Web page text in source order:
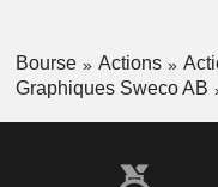
Bourse Actions
Graphiques Sweco AB